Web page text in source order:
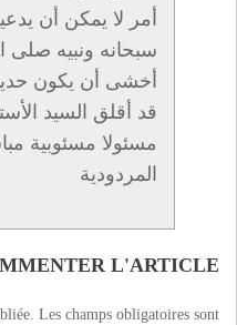
أمر لا يمكن أن
سبحانه ونبيه صلى
أخشى أن يكون
قد أقلق السيد
مسئولا مسئوبية
المردودية
L'ARTICLE
Les champs obligatoires sont